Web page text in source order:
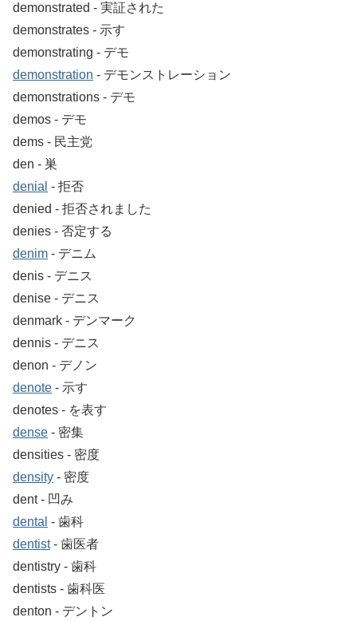
demonstrated ‐ 実証された
demonstrates ‐ 示す
demonstrating ‐ デモ
demonstration ‐ デモンストレーション
demonstrations ‐ デモ
demos ‐ デモ
dems ‐ 民主党
den ‐ 巣
denial ‐ 拒否
denied ‐ 拒否されました
denies ‐ 否定する
denim ‐ デニム
denis ‐ デニス
denise ‐ デニス
denmark ‐ デンマーク
dennis ‐ デニス
denon ‐ デノン
denote ‐ 示す
denotes ‐ を表す
dense ‐ 密集
densities ‐ 密度
density ‐ 密度
dent ‐ 凹み
dental ‐ 歯科
dentist‐ 歯医者
dentistry ‐ 歯科
dentists ‐ 歯科医
denton ‐ デントン